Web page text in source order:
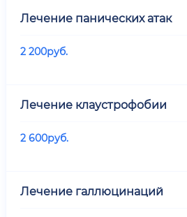
Лечение панических атак
2 200руб.
Лечение клаустрофобии
2 600руб.
Лечение галлюцинаций